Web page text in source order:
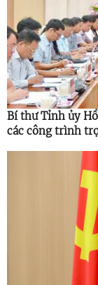
Bí thư Tỉnh ủy
các công trình